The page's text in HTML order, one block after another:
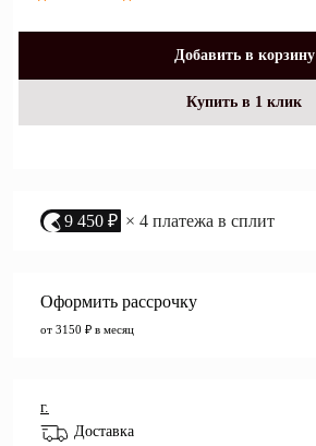
Добавить в корзину
Купить в 1 клик
9 450 ₽ × 4 платежа в сплит
Оформить рассрочку
от 3150 ₽ в месяц
г.
Доставка